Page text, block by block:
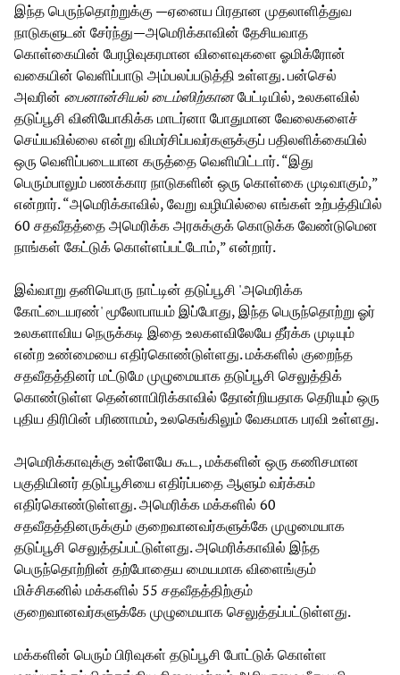
இந்த பெருந்தொற்றுக்கு —ஏனைய பிரதான முதலாளித்துவ
நாடுகளுடன் சேர்ந்து—அமெரிக்காவின் தேசியவாத
கொள்கையின் பேரழிவுகரமான விளைவுகளை ஓமிக்ரோன்
வகையின் வெளிப்பாடு அம்பலப்படுத்தி உள்ளது. பன்செல்
அவரின் பைனான்சியல் டைம்ஸிற்கானபேட்டியில், உலகளவில்
தடுப்பூசி வினியோகிக்க மாடர்னா போதுமான வேலைகளைச்
செய்யவில்லை என்று விமர்சிப்பவர்களுக்குப் பதிலளிக்கையில்
ஒரு வெளிப்படையான கருத்தை வெளியிட்டார். “இது
பெரும்பாலும் பணக்கார நாடுகளின் ஒரு கொள்கை முடிவாகும்,”
என்றார். “அமெரிக்காவில், வேறு வழியில்லை எங்கள் உற்பத்தியில்
60 சதவீதத்தை அமெரிக்க அரசுக்குக் கொடுக்க வேண்டுமென
நாங்கள் கேட்டுக் கொள்ளப்பட்டோம்,” என்றார்.
இவ்வாறு தனியொரு நாட்டின் தடுப்பூசி 'அமெரிக்க
கோட்டையரண்' மூலோபாயம் இப்போது, இந்த பெருந்தொற்று ஓர்
உலகளாவிய நெருக்கடி இதை உலகளவிலேயே தீர்க்க முடியும்
என்ற உண்மையை எதிர்கொண்டுள்ளது. மக்களில் குறைந்த
சதவீதத்தினர் மட்டுமே முழுமையாக தடுப்பூசி செலுத்திக்
கொண்டுள்ள தென்னாபிரிக்காவில் தோன்றியதாக தெரியும் ஒரு
புதிய திரிபின் பரிணாமம், உலகெங்கிலும் வேகமாக பரவி உள்ளது.
அமெரிக்காவுக்கு உள்ளேயே கூட, மக்களின் ஒரு கணிசமான
பகுதியினர் தடுப்பூசியை எதிர்ப்பதை ஆளும் வர்க்கம்
எதிர்கொண்டுள்ளது. அமெரிக்க மக்களில் 60
சதவீதத்தினருக்கும் குறைவானவர்களுக்கே முழுமையாக
தடுப்பூசி செலுத்தப்பட்டுள்ளது. அமெரிக்காவில் இந்த
பெருந்தொற்றின் தற்போதைய மையமாக விளைங்கும்
மிச்சிகனில் மக்களில் 55 சதவீதத்திற்கும்
குறைவானவர்களுக்கே முழுமையாக செலுத்தப்பட்டுள்ளது.
மக்களின் பெரும் பிரிவுகள் தடுப்பூசி போட்டுக் கொள்ள